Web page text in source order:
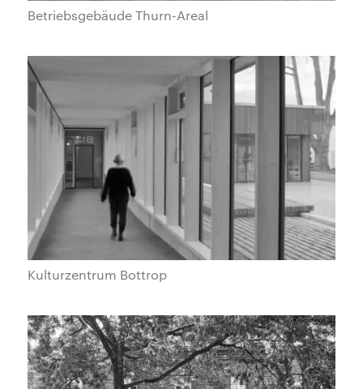
Betriebsgebäude Thurn-Areal
Kulturzentrum Bottrop